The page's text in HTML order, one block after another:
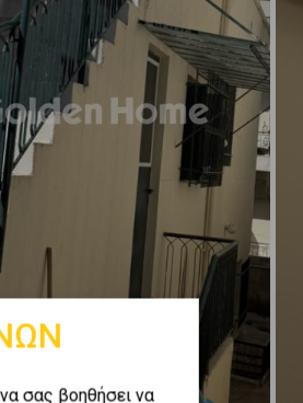
σας βοηθήσει να